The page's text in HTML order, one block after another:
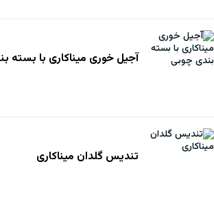
آجیل خوری میناکاری با بسته
تندیس گلدان میناکاری